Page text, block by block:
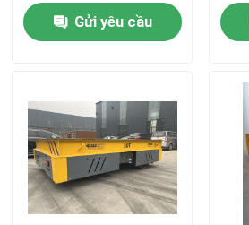
Liên hệ chúng tôi
Yêu cầu báo giá
xe chuyển điện
Giỏ chuyển hàng AGV
Gửi yêu cầu